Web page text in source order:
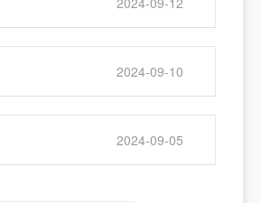
2024-09-10
2024-09-05